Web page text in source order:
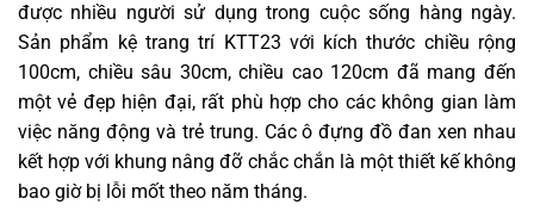
được nhiều người sử dụng trong cuộc sống hàng ngày.
Sản phẩm kệ trang trí KTT23 với kích thước chiều rộng
100cm, chiều sâu 30cm, chiều cao 120cm đã mang đến
một vẻ đẹp hiện đại, rất phù hợp cho các không gian làm
việc năng động và trẻ trung. Các ô đựng đồ đan xen nhau
kết hợp với khung nâng đỡ chắc chắn là một thiết kế không
bao giờ bị lỗi mốt theo năm tháng.